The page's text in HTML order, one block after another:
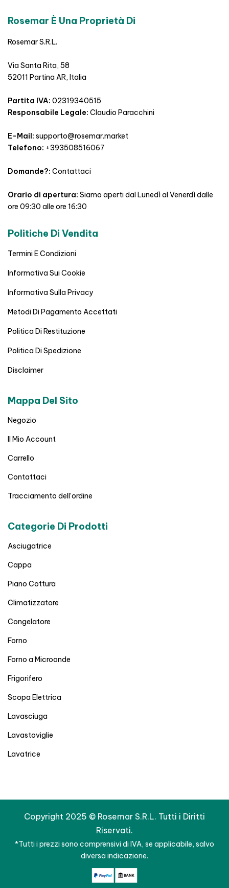
Rosemar È Una Proprietà Di
Rosemar S.R.L.
Via Santa Rita, 58
52011 Partina AR, Italia
Partita IVA: 02319340515
Responsabile Legale: Claudio Paracchini
E-Mail: supporto@rosemar.market
Telefono: +393508516067
Domande?: Contattaci
Orario di apertura: Siamo aperti dal Lunedì al Venerdì dalle
ore 09:30 alle ore 16:30
Politiche Di Vendita
Termini E Condizioni
Informativa Sui Cookie
Informativa Sulla Privacy
Metodi Di Pagamento Accettati
Politica Di Restituzione
Politica Di Spedizione
Disclaimer
Mappa Del Sito
Negozio
Il Mio Account
Carrello
Contattaci
Tracciamento dell’ordine
Categorie Di Prodotti
Asciugatrice
Cappa
Piano Cottura
Climatizzatore
Congelatore
Forno
Forno a Microonde
Frigorifero
Scopa Elettrica
Lavasciuga
Lavastoviglie
Lavatrice
Copyright 2025 © Rosemar S.R.L. Tutti i Diritti
Riservati.
*Tutti i prezzi sono comprensivi di IVA, se applicabile, salvo
diversa indicazione.